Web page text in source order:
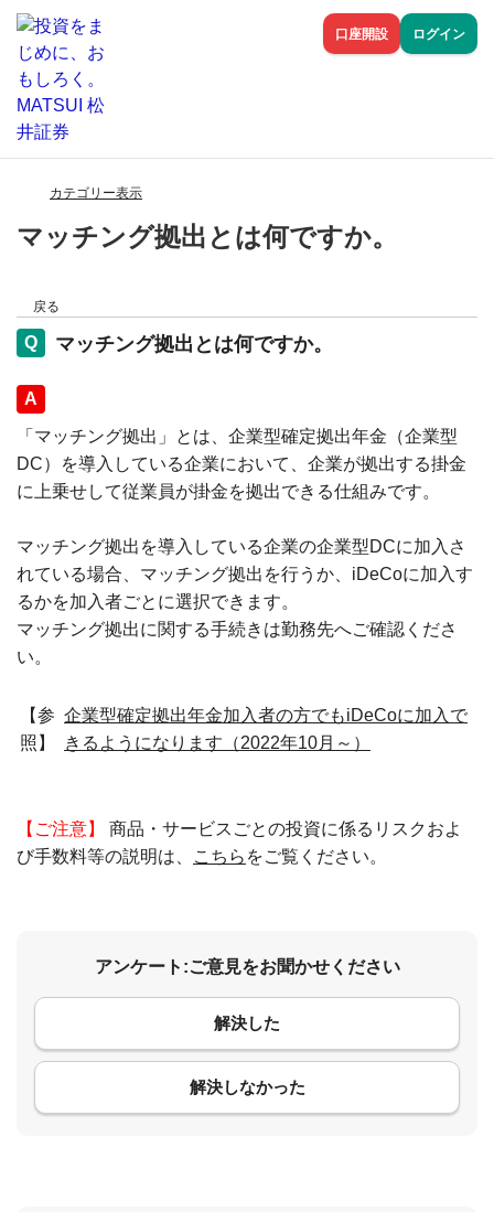
口座開設 ログイン
カテゴリー表示
マッチング拠出とは何ですか。
戻る
マッチング拠出とは何ですか。
回答
「マッチング拠出」とは、企業型確定拠出年金（企業型
DC）を導入している企業において、企業が拠出する掛金
に上乗せして従業員が掛金を拠出できる仕組みです。
マッチング拠出を導入している企業の企業型DCに加入さ
れている場合、マッチング拠出を行うか、iDeCoに加入す
るかを加入者ごとに選択できます。
マッチング拠出に関する手続きは勤務先へご確認くださ
い。
【参
照】
企業型確定拠出年金加入者の方でもiDeCoに加入で
きるようになります（2022年10月～）
【ご注意】 商品・サービスごとの投資に係るリスクおよ
び手数料等の説明は、
こちら をご覧ください。
アンケート:ご意見をお聞かせください
解決した
解決しなかった
コメント